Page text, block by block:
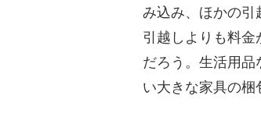
み込み、ほかの引
引越しよりも料
だろう。生活用
い大きな家具の梱